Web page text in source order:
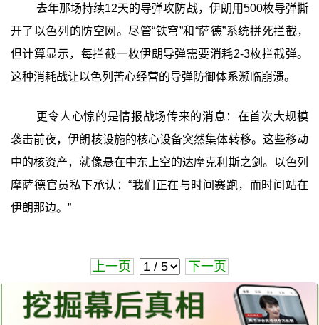
去年那场持续12天的导弹攻防战，伊朗用500枚导弹撕
开了以色列的防空网。尽管“铁穹”和“萨德”系统拼死拦截，
但计算显示，每拦截一枚伊朗导弹需要消耗2-3枚拦截弹。
这种消耗战让以色列苦心经营的导弹防御体系濒临崩溃。
更令人心惊的是情报战场传来的消息：在首次大规模
袭击前夜，伊朗核设施的核心设备突然集体转移。这些移动
中的核资产，就像悬在中东上空的达摩克利斯之剑。以色列
摩萨德官员私下承认：“我们正在与时间赛跑，而时间站在
伊朗那边。”
上一页 下一页